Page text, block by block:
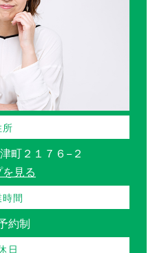
所
町２１７６−２
見る
間
約制
日